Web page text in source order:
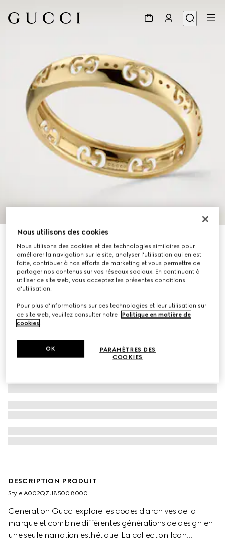
CA$1,495
DESCRIPTION PRODUIT
Style ‎A002QZ J8500 8000
Generation Gucci explore les codes d'archives de la
marque et combine différentes générations de design en
une seule narration esthétique. La collection Icon
Nous utilisons des cookies
Nous utilisons des cookies et des technologies similaires pour
améliorer la navigation sur le site, analyser l'utilisation qui en est
faite, contribuer à nos efforts de marketing et vous permettre de
partager nos contenus sur vos réseaux sociaux. En continuant à
utiliser ce site web, vous acceptez les présentes conditions
d'utilisation.
Pour plus d'informations sur ces technologies et leur utilisation sur
ce site web, veuillez consulter notre
Politique en matière de
cookies.
PARAMÈTRES DES
COOKIES
OK